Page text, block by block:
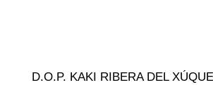
D.O.P. KAKI RIBERA DEL